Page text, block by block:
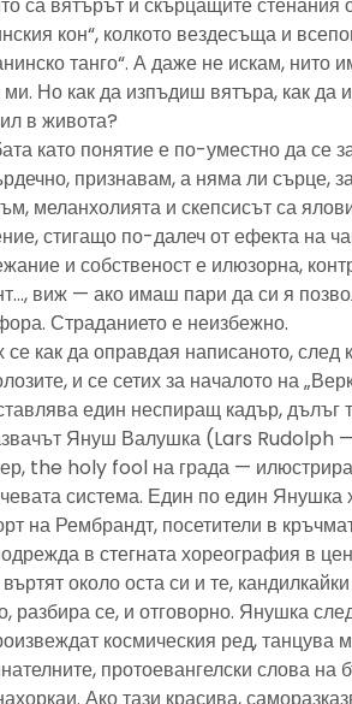
кон“, колкото вездесъща и
танго“. А даже не искам, нито
Но как да изпъдиш вятъра, как да
в живота?
като понятие е по-уместно да се
признавам, а няма ли сърце,
меланхолията и скепсисът са
стигащо по-далеч от ефекта на
и собственост е илюзорна,
виж — ако имаш пари да си я
Страданието е неизбежно.
се как да оправдая написаното, след
и се сетих за началото на
един неспиращ кадър, дълъг
Януш Валушка (Lars
the holy fool на града —
система. Един по един Янушка
на Рембрандт, посетители в
в стегната хореография в
около оста си и те,
разбира се, и отговорно. Янушка
космическия ред, танцува
протоевангелски слова